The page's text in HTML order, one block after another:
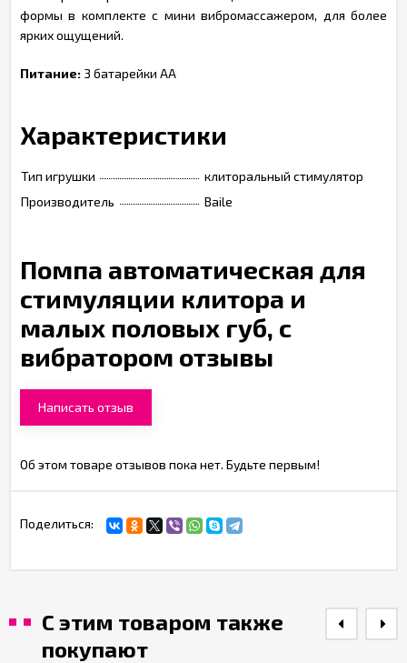
формы в комплекте с мини вибромассажером, для более
ярких ощущений.
Питание: 3 батарейки АА
Характеристики
Тип игрушки
клиторальный стимулятор
Производитель
Baile
Помпа автоматическая для
стимуляции клитора и
малых половых губ, с
вибратором отзывы
Написать отзыв
Об этом товаре отзывов пока нет. Будьте первым!
Поделиться:
С этим товаром также
покупают